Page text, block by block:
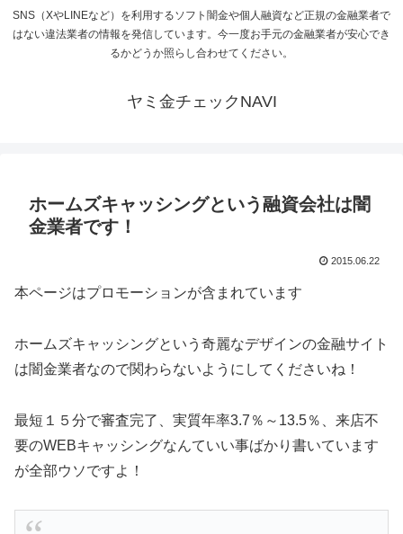
SNS（XやLINEなど）を利用するソフト闇金や個人融資など正規の金融業者で
はない違法業者の情報を発信しています。今一度お手元の金融業者が安心でき
るかどうか照らし合わせてください。
ヤミ金チェックNAVI
ホームズキャッシングという融資会社は闇
金業者です！
2015.06.22
本ページはプロモーションが含まれています
ホームズキャッシングという奇麗なデザインの金融サイト
は闇金業者なので関わらないようにしてくださいね！
最短１５分で審査完了、実質年率3.7％～13.5％、来店不
要のWEBキャッシングなんていい事ばかり書いています
が全部ウソですよ！